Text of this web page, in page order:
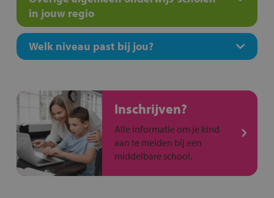
in jouw regio
Welk niveau past bij jou?
Inschrijven?
Alle informatie om je kind
aan te melden bij een
middelbare school.